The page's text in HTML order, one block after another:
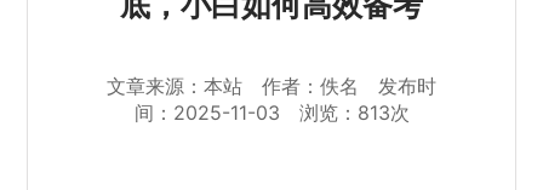
文章来源：本站 作者：佚名 发布时
间：2025-11-03 浏览：813次